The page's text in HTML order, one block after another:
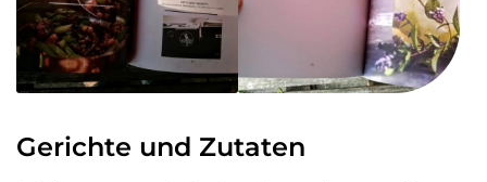
Gerichte und Zutaten